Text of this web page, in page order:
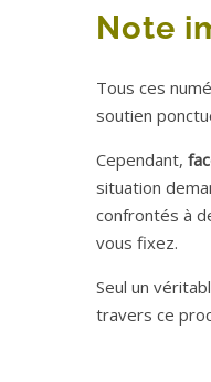
Note
Tous ces
soutien
Cependant,
situation
confrontés à
vous fixez.
Seul un
travers ce